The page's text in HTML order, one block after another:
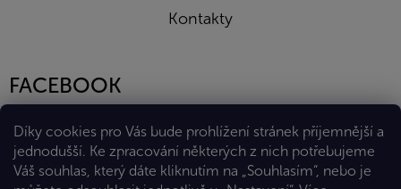
Díky cookies pro Vás bude prohlížení stránek příjemnější a
jednodušší. Ke zpracování některých z nich potřebujeme
Váš souhlas, který dáte kliknutím na „Souhlasím“, nebo je
Kontakty
FACEBOOK